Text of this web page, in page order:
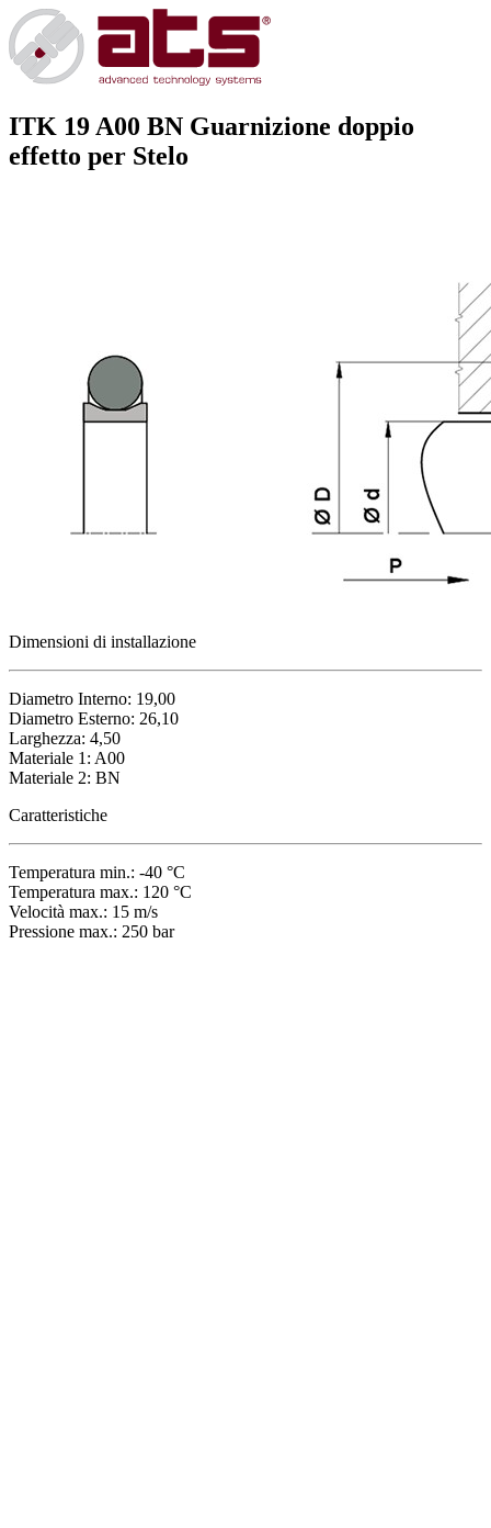
ITK 19 A00 BN Guarnizione doppio
effetto per Stelo
Dimensioni di installazione
Diametro Interno: 19,00
Diametro Esterno: 26,10
Larghezza: 4,50
Materiale 1: A00
Materiale 2: BN
Caratteristiche
Temperatura min.: -40 °C
Temperatura max.: 120 °C
Velocità max.: 15 m/s
Pressione max.: 250 bar